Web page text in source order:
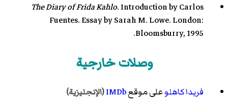
The Diary of Frida Kahlo. Introduction by Carlos
Fuentes. Essay by Sarah M. Lowe. London:
Bloomsburry, 1995.
وصلات خارجية
فريدا كاهلوعلى موقعIMDb(الإنجليزية)